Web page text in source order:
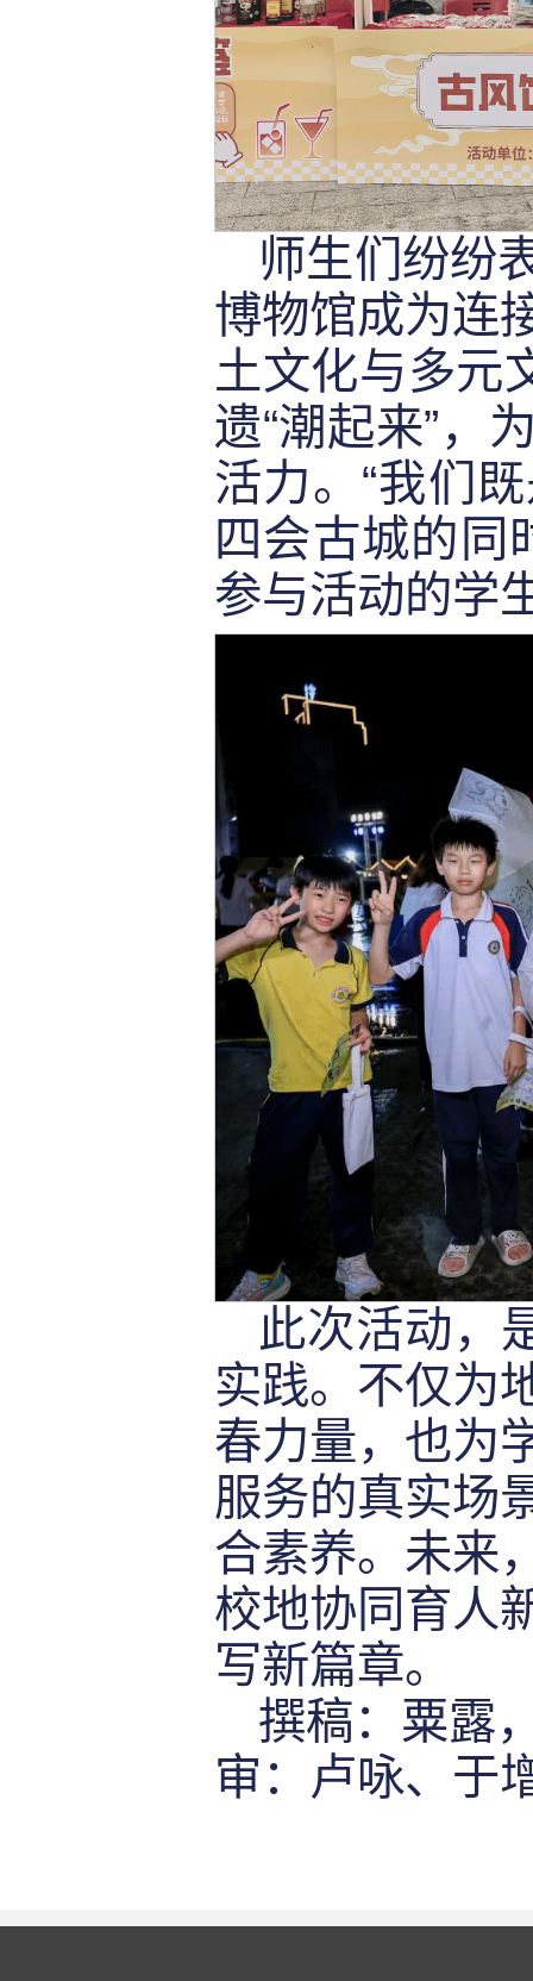
师生们纷纷
博物馆成为连
土文化与多元
遗“潮起来”，
活力。“我们
四会古城的同
参与活动的学
此次活动，
实践。不仅为
春力量，也为
服务的真实场
合素养。未来
校地协同育人
写新篇章。
撰稿：粟露
审：卢咏、于